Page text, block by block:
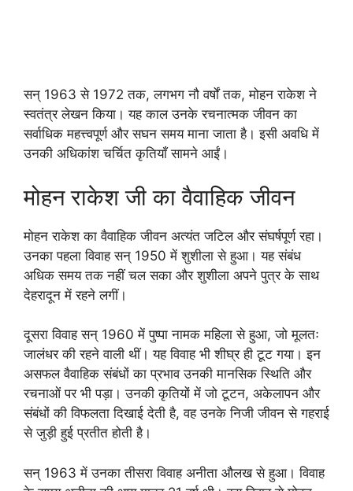
सन् 1963 से 1972 तक, लगभग नौ वर्षों तक, मोहन राकेश ने
स्वतंत्र लेखन किया। यह काल उनके रचनात्मक जीवन का
सर्वाधिक महत्त्वपूर्ण और सघन समय माना जाता है। इसी अवधि में
उनकी अधिकांश चर्चित कृतियाँ सामने आईं।
मोहन राकेश जी का वैवाहिक जीवन
मोहन राकेश का वैवाहिक जीवन अत्यंत जटिल और संघर्षपूर्ण रहा।
उनका पहला विवाह सन् 1950 में शुशीला से हुआ। यह संबंध
अधिक समय तक नहीं चल सका और शुशीला अपने पुत्र के साथ
देहरादून में रहने लगीं।
दूसरा विवाह सन् 1960 में पुष्पा नामक महिला से हुआ, जो मूलतः
जालंधर की रहने वाली थीं। यह विवाह भी शीघ्र ही टूट गया। इन
असफल वैवाहिक संबंधों का प्रभाव उनकी मानसिक स्थिति और
रचनाओं पर भी पड़ा। उनकी कृतियों में जो टूटन, अकेलापन और
संबंधों की विफलता दिखाई देती है, वह उनके निजी जीवन से गहराई
से जुड़ी हुई प्रतीत होती है।
सन् 1963 में उनका तीसरा विवाह अनीता औलख से हुआ। विवाह